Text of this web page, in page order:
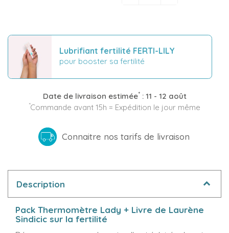
Lubrifiant fertilité FERTI-LILY
pour booster sa fertilité
Date de livraison estimée*: 11 - 12 août
*Commande avant 15h = Expédition le jour même
Connaitre nos tarifs de livraison
Description
Pack Thermomètre Lady + Livre de Laurène
Sindicic sur la fertilité